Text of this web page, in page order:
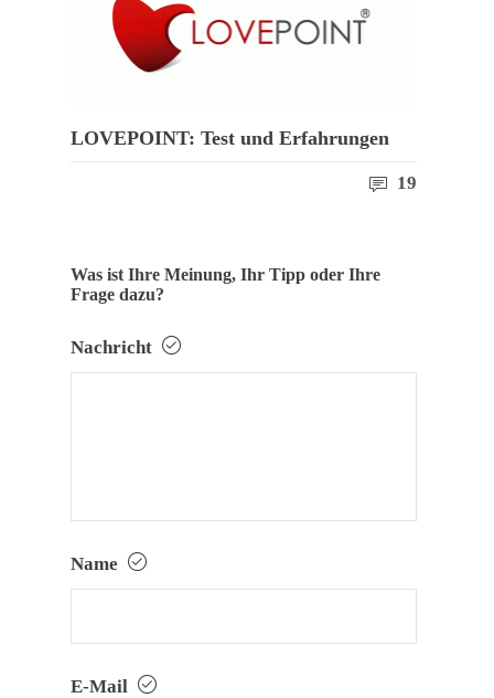
LOVEPOINT: Test und Erfahrungen
19
Was ist Ihre Meinung, Ihr Tipp oder Ihre
Frage dazu?
Nachricht
Name
E-Mail